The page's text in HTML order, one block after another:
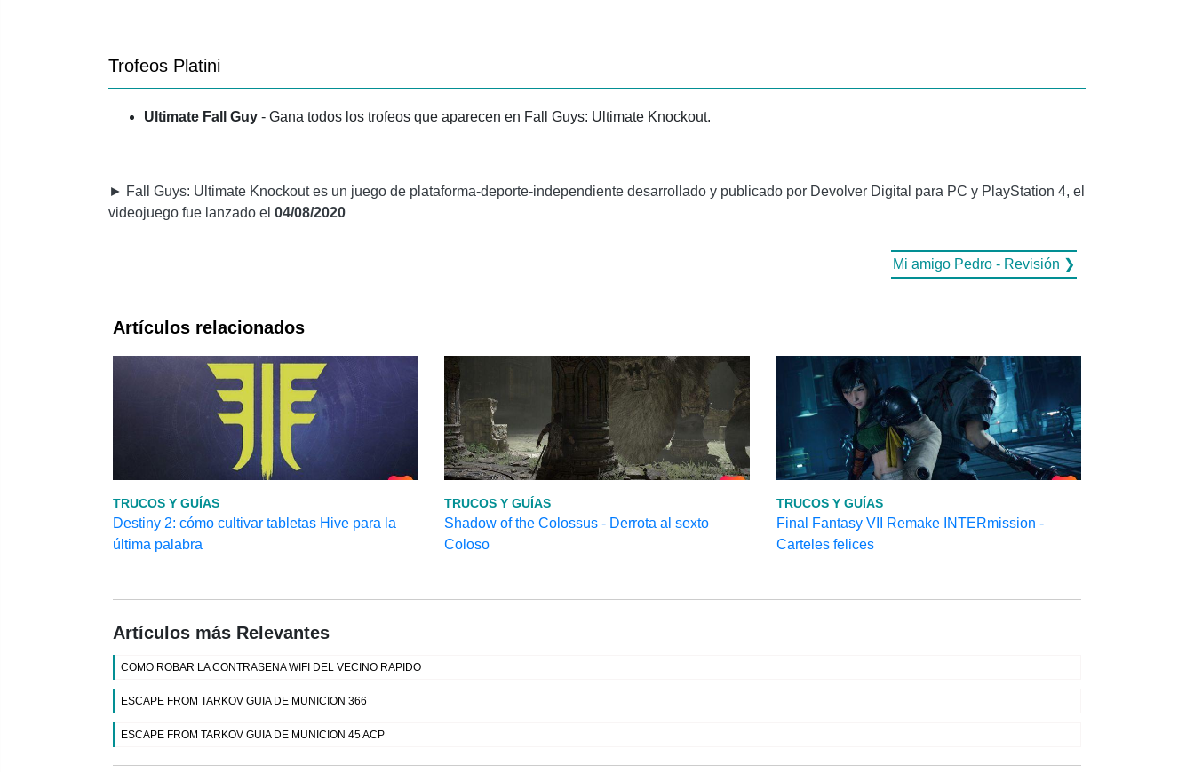
Trofeos Platini
Ultimate Fall Guy - Gana todos los trofeos que aparecen en Fall Guys: Ultimate Knockout.
► Fall Guys: Ultimate Knockout es un juego de plataforma-deporte-independiente desarrollado y publicado por Devolver Digital para PC y PlayStation 4, el
videojuego fue lanzado el 04/08/2020
Mi amigo Pedro - Revisión ❯
Artículos relacionados
TRUCOS Y GUÍAS
Destiny 2: cómo cultivar tabletas Hive para la
última palabra
TRUCOS Y GUÍAS
Shadow of the Colossus - Derrota al sexto
Coloso
TRUCOS Y GUÍAS
Final Fantasy VII Remake INTERmission -
Carteles felices
Artículos más Relevantes
COMO ROBAR LA CONTRASENA WIFI DEL VECINO RAPIDO
ESCAPE FROM TARKOV GUIA DE MUNICION 366
ESCAPE FROM TARKOV GUIA DE MUNICION 45 ACP